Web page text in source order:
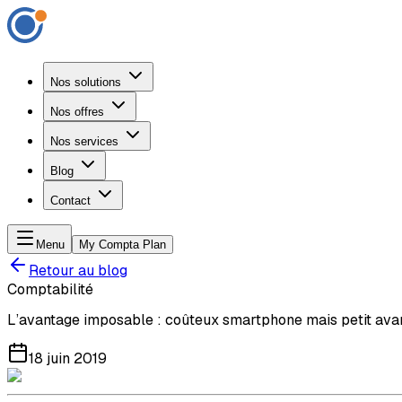
Nos solutions
Nos offres
Nos services
Blog
Contact
Menu My Compta Plan
Retour au blog
Comptabilité
L’avantage imposable : coûteux smartphone mais petit
18 juin 2019